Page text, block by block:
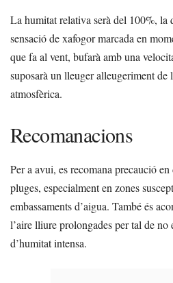
La humitat relativa serà del 100%, la
sensació de xafogor marcada en
que fa al vent, bufarà amb una
suposarà un lleuger alleugeriment de
atmosfèrica.
Recomanacions
Per a avui, es recomana precaució
pluges, especialment en zones
embassaments d’aigua. També és
l’aire lliure prolongades per tal de no
d’humitat intensa.